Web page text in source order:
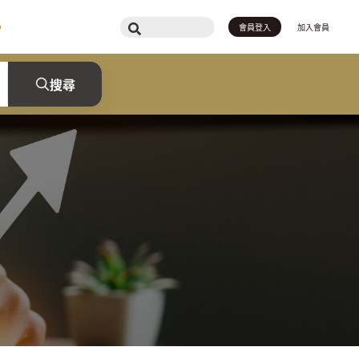
會員登入 加入會員
搜尋